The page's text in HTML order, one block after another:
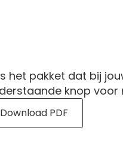
het pakket dat bij
knop voor
Download PDF